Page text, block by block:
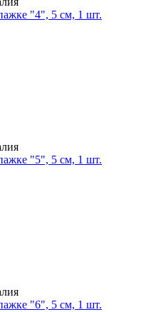
"4", 5 см, 1 шт.
"5", 5 см, 1 шт.
"6", 5 см, 1 шт.